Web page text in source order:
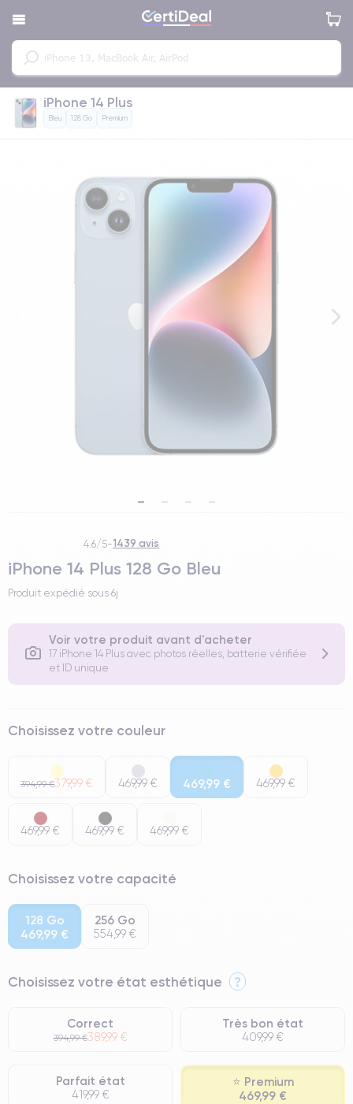
iPhone 14 Plus
Bleu 128 Go Premium
4.6/5-1439 avis
iPhone 14 Plus 128 Go Bleu
Produit expédié sous 6j
Voir votre produit avant d'acheter
17 iPhone 14 Plus avec photos réelles, batterie vérifiée
et ID unique
Choisissez votre couleur
394,99 €379,99 € 469,99 € 469,99 € 469,99 €
469,99 € 469,99 € 469,99 €
Choisissez votre capacité
128 Go
469,99 €
256 Go
554,99 €
Choisissez votre état esthétique ?
Correct
394,99 €389,99 €
Très bon état
409,99 €
Parfait état
419,99 €
⭐ Premium
469,99 €